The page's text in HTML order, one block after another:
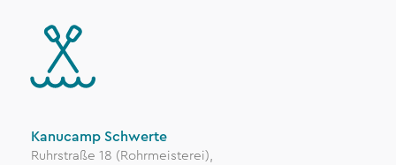
Kanucamp Schwerte
Ruhrstraße 18 (Rohrmeisterei),